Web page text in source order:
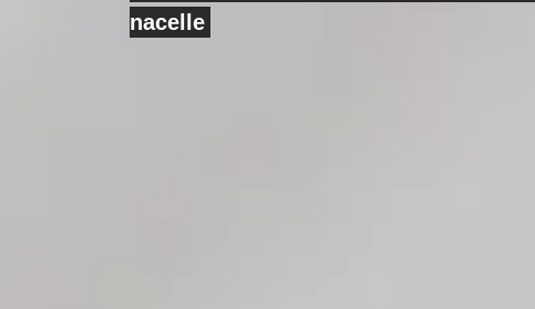
nacelle